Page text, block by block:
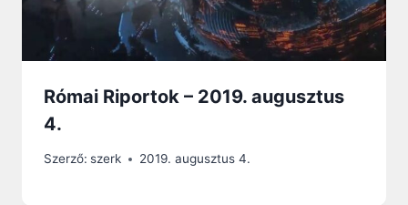
Római Riportok – 2019. augusztus
4.
Szerző: szerk 2019. augusztus 4.